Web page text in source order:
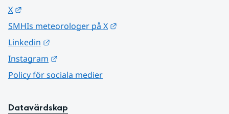
X
SMHIs meteorologer på X
Linkedin
Instagram
Policy för sociala medier
Datavärdskap